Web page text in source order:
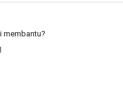
membantu?